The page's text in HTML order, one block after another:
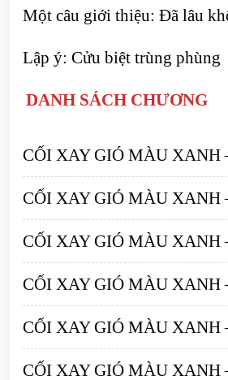
Một câu giới thiệu: Đã lâu
Lập ý: Cửu biệt trùng phùng
DANH SÁCH CHƯƠNG
CỐI XAY GIÓ MÀU XANH
CỐI XAY GIÓ MÀU XANH
CỐI XAY GIÓ MÀU XANH
CỐI XAY GIÓ MÀU XANH
CỐI XAY GIÓ MÀU XANH
CỐI XAY GIÓ MÀU XANH